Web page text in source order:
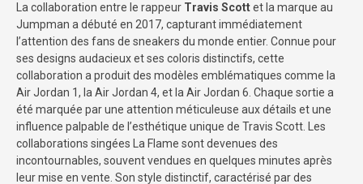
La collaboration entre le rappeur Travis Scottet la marque au
Jumpman a débuté en 2017, capturant immédiatement
l’attention des fans de sneakers du monde entier. Connue pour
ses designs audacieux et ses coloris distinctifs, cette
collaboration a produit des modèles emblématiques comme la
Air Jordan 1, la Air Jordan 4, et la Air Jordan 6. Chaque sortie a
été marquée par une attention méticuleuse aux détails et une
influence palpable de l’esthétique unique de Travis Scott. Les
collaborations singées La Flame sont devenues des
incontournables, souvent vendues en quelques minutes après
leur mise en vente. Son style distinctif, caractérisé par des